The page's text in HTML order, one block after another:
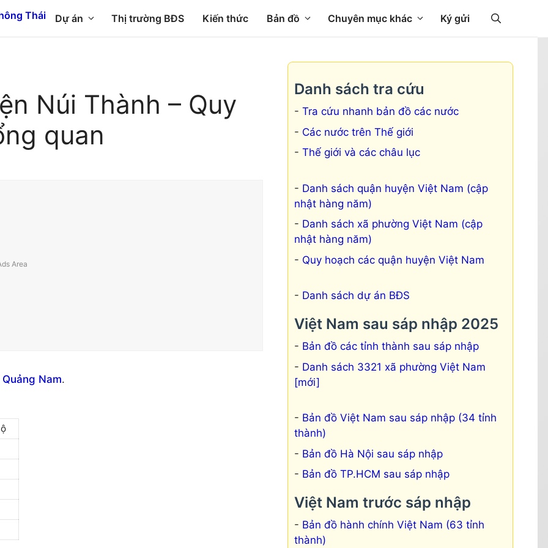
Dự án Thị trường BĐS Kiến thức Bản đồ Chuyên mục khác Ký gửi
Núi Thành – Quy
quan
Nam.
Danh sách tra cứu
Tra cứu nhanh bản đồ các nước
Các nước trên Thế giới
Thế giới và các châu lục
Danh sách quận huyện Việt Nam (cập
nhật hàng năm)
Danh sách xã phường Việt Nam (cập
nhật hàng năm)
Quy hoạch các quận huyện Việt Nam
Danh sách dự án BĐS
Việt Nam sau sáp nhập 2025
Bản đồ các tỉnh thành sau sáp nhập
Danh sách 3321 xã phường Việt Nam
[mới]
Bản đồ Việt Nam sau sáp nhập (34 tỉnh
thành)
Bản đồ Hà Nội sau sáp nhập
Bản đồ TP.HCM sau sáp nhập
Việt Nam trước sáp nhập
Bản đồ hành chính Việt Nam (63 tỉnh
thành)